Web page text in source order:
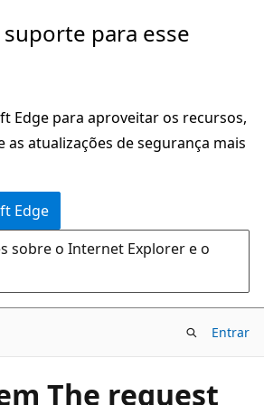
para esse
Edge para aproveitar os recursos,
as atualizações de segurança mais
Edge
sobre o Internet Explorer e o
Entrar
The request